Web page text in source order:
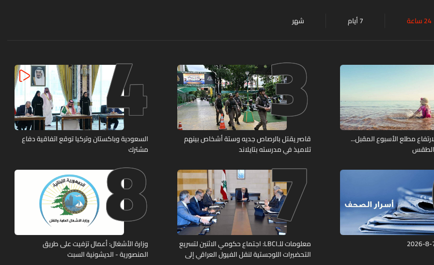
24 ساعة 7 أيام شهر
مطلع الأسبوع المقبل...
الطقس
3
قاصر يقتل بالرصاص جديه وستة أشخاص بينهم
تلاميذ في مدرسته بتايلاند
4
السعودية وباكستان وتركيا توقع اتفاقية دفاع
مشترك
7 معلومات للـLBCI: اجتماع حكومي الاثنين لتسريع
التحضيرات اللوجستية لنقل الفيول العراقي إلى
8
وزارة الأشغال: أعمال تزفيت على طريق
المنصورية - الديشونية السبت